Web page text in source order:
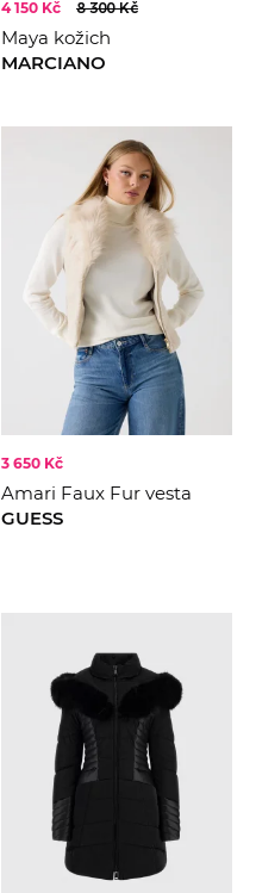
4 150 Kč 8 300 Kč
Maya kožich
MARCIANO
3 650 Kč
Amari Faux Fur vesta
GUESS